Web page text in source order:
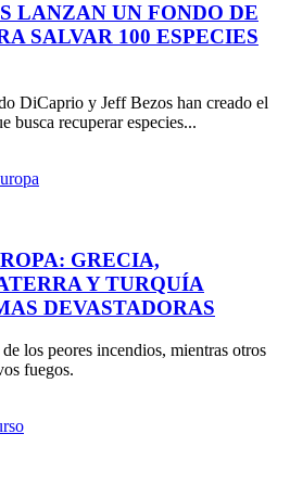
LANZAN UN FONDO DE
SALVAR 100 ESPECIES
DiCaprio y Jeff Bezos han creado el
busca recuperar especies...
GRECIA,
Y TURQUÍA
DEVASTADORAS
los peores incendios, mientras otros
fuegos.